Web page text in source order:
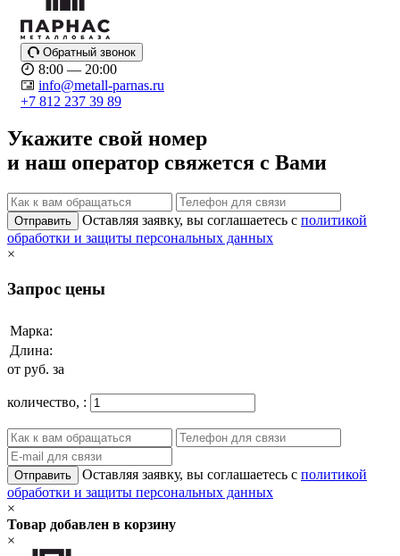
Обратный звонок
8:00 — 20:00
info@metall-parnas.ru
+7 812 237 39 89
Укажите свой номер
и наш оператор свяжется с Вами
Отправить Оставляя заявку, вы соглашаетесь с политикой
обработки и защиты персональных данных
×
Запрос цены
Марка:
Длина:
от руб. за
количество, :
Отправить Оставляя заявку, вы соглашаетесь с политикой
обработки и защиты персональных данных
×
Товар добавлен в корзину
×